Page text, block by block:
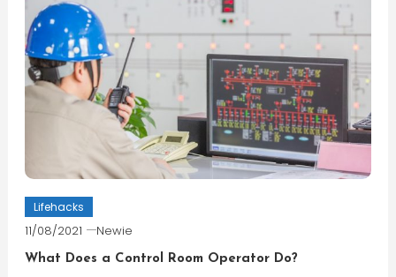
Lifehacks
11/08/2021 Newie
What Does a Control Room Operator Do?